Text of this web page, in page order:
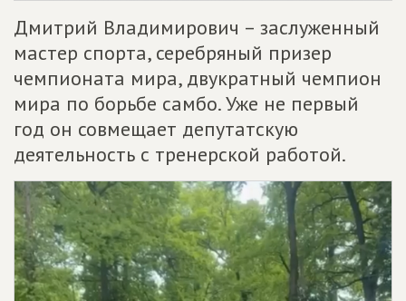
Дмитрий Владимирович – заслуженный
мастер спорта, серебряный призер
чемпионата мира, двукратный чемпион
мира по борьбе самбо. Уже не первый
год он совмещает депутатскую
деятельность с тренерской работой.